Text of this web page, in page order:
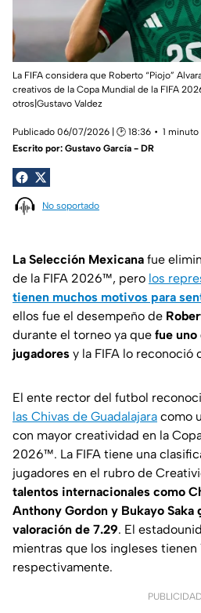
La FIFA considera que Roberto “Piojo”
creativos de la Copa Mundial de la FIFA
otros|Gustavo Valdez
Publicado 06/07/2026 | 🕑 18:36
1
Escrito por: Gustavo García - DR
No soportado
La Selección Mexicana fue
de la FIFA 2026™, pero los
tienen muchos motivos para
ellos fue el desempeño de
durante el torneo ya que fue uno
jugadores y la FIFA lo reconoció
El ente rector del futbol
las Chivas de Guadalajara como
con mayor creatividad en la
2026™. La FIFA tiene una
jugadores en el rubro de
talentos internacionales como
Anthony Gordon y Bukayo Saka
valoración de 7.29. El
mientras que los ingleses tienen
respectivamente.
PUBLICIDAD